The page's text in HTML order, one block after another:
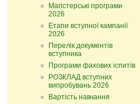
Магістерські програми
2026
Етапи вступної кампанії
2026
Перелік документів
вступника
Програми фахових іспитів
РОЗКЛАД вступних
випробувань 2026
Вартість навчання